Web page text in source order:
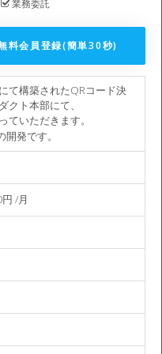
業務委託
料会員登録(簡単30秒)
て構築されたQRコード決
クト本部にて、
ていただきます。
開発です。
/月